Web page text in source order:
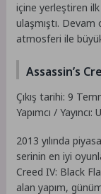
içine yerleştiren
ulaşmıştı.
atmosferi ile
Assassin’s
Çıkış tarihi: 9
Yapımcı /
2013 yılında
serinin en iyi
Creed IV: Black
alan yapım,